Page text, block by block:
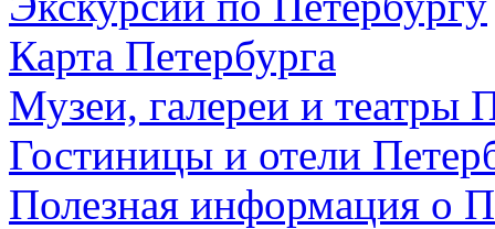
Карта Петербурга
Музеи, галереи и театры
Гостиницы и отели
Полезная информация о